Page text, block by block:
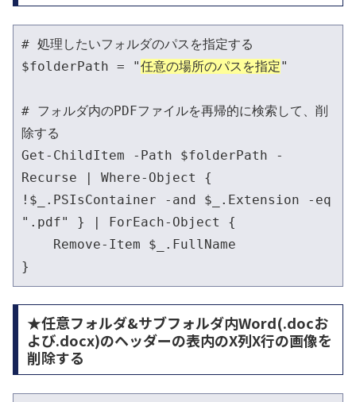
# 処理したいフォルダのパスを指定する
$folderPath = "任意の場所のパスを指定"
# フォルダ内のPDFファイルを再帰的に検索して、削
除する
Get-ChildItem -Path $folderPath -
Recurse | Where-Object {
!$_.PSIsContainer -and $_.Extension -eq
".pdf" } | ForEach-Object {
★任意フォルダ&サブフォルダ内Word(.docお
よび.docx)のヘッダーの表内のX列X行の画像を
削除する